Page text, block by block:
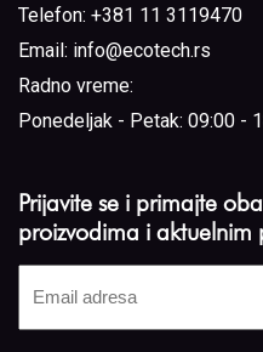
Telefon: +381 11 3119470
Email: info@ecotech.rs
Radno vreme:
Ponedeljak - Petak: 09:00 -
Prijavite se i primajte
proizvodima i aktuelnim
adresa